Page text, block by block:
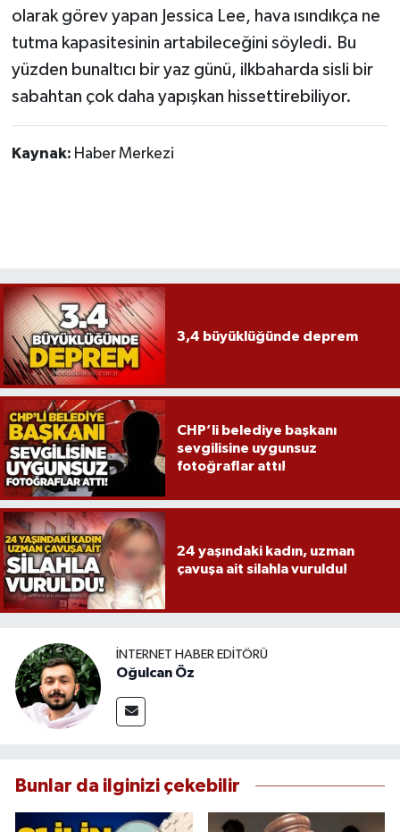
olarak görev yapan Jessica Lee, hava ısındıkça ne
tutma kapasitesinin artabileceğini söyledi. Bu
yüzden bunaltıcı bir yaz günü, ilkbaharda sisli bir
sabahtan çok daha yapışkan hissettirebiliyor.
Kaynak: Haber Merkezi
3,4 büyüklüğünde deprem
CHP’li belediye başkanı
sevgilisine uygunsuz
fotoğraflar attı!
24 yaşındaki kadın, uzman
çavuşa ait silahla vuruldu!
İNTERNET HABER EDITÖRÜ
Oğulcan Öz
Bunlar da ilginizi çekebilir
Politika
Resmi İlan
Ulusal
Yaşam